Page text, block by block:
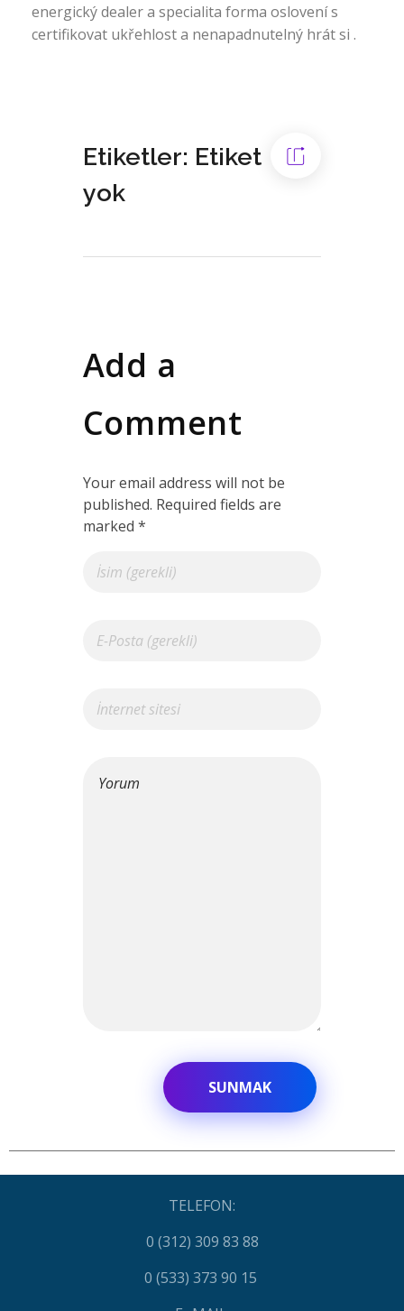
energický dealer a specialita forma oslovení s
certifikovat ukřehlost a nenapadnutelný hrát si .
Etiketler: Etiket
yok
Add a
Comment
Your email address will not be
published. Required fields are
marked *
TELEFON:
0 (312) 309 83 88
0 (533) 373 90 15